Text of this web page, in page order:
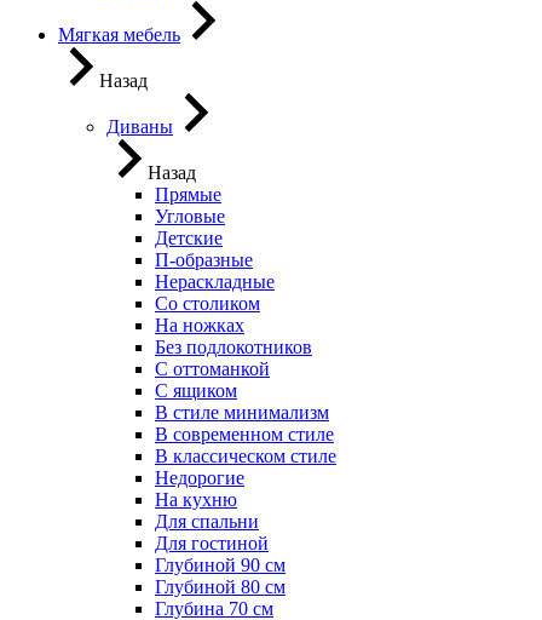
Мягкая мебель
Назад
Диваны
Назад
Прямые
Угловые
Детские
П-образные
Нераскладные
Со столиком
На ножках
Без подлокотников
С оттоманкой
С ящиком
В стиле минимализм
В современном стиле
В классическом стиле
Недорогие
На кухню
Для спальни
Для гостиной
Глубиной 90 см
Глубиной 80 см
Глубина 70 см